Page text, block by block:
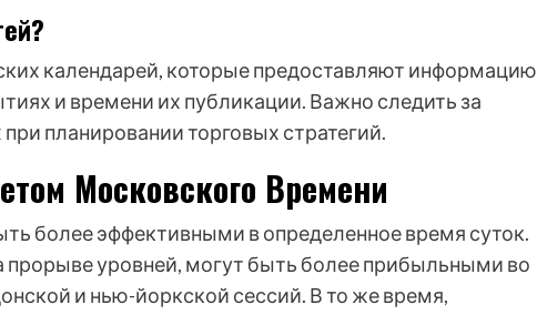
календарей, которые предоставляют информацию
и времени их публикации. Важно следить за
планировании торговых стратегий.
Московского Времени
более эффективными в определенное время суток.
прорыве уровней, могут быть более прибыльными во
и нью-йоркской сессий. В то же время,